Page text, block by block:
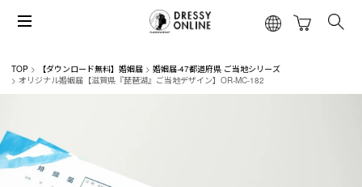
TOP 【ダウンロード無料】婚姻届
婚姻届-47都道府県 ご当地シリーズ
オリジナル婚姻届【滋賀県『琵琶湖』ご当地デザイン】OR-MC-182